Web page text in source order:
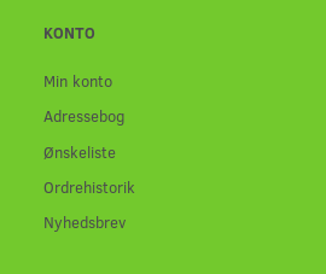
KONTO
Min konto
Adressebog
Ønskeliste
Ordrehistorik
Nyhedsbrev